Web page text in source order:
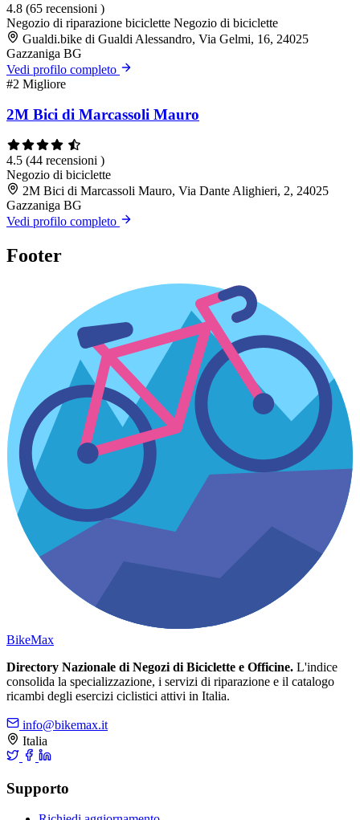
4.8 (65 recensioni )
Negozio di riparazione biciclette Negozio di biciclette
Gualdi.bike di Gualdi Alessandro, Via Gelmi, 16, 24025
Gazzaniga BG
Vedi profilo completo
#2 Migliore
2M Bici di Marcassoli Mauro
4.5 (44 recensioni )
Negozio di biciclette
2M Bici di Marcassoli Mauro, Via Dante Alighieri, 2, 24025
Gazzaniga BG
Vedi profilo completo
Footer
BikeMax
Directory Nazionale di Negozi di Biciclette e Officine. L'indice
consolida la specializzazione, i servizi di riparazione e il catalogo
ricambi degli esercizi ciclistici attivi in Italia.
info@bikemax.it
Italia
Supporto